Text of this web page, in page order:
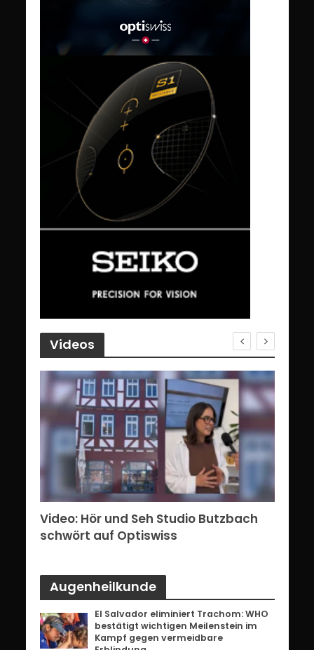
Videos
Video: Hör und Seh Studio Butzbach
schwört auf Optiswiss
Augenheilkunde
El Salvador eliminiert Trachom: WHO
bestätigt wichtigen Meilenstein im
Kampf gegen vermeidbare